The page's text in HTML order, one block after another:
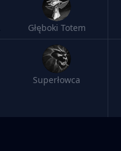
Głęboki Totem
Superłowca